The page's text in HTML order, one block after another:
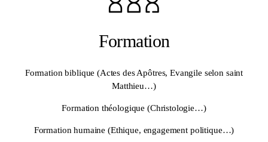
Formation
Formation biblique (Actes des Apôtres, Evangile selon saint
Matthieu…)
Formation théologique (Christologie…)
Formation humaine (Ethique, engagement politique…)